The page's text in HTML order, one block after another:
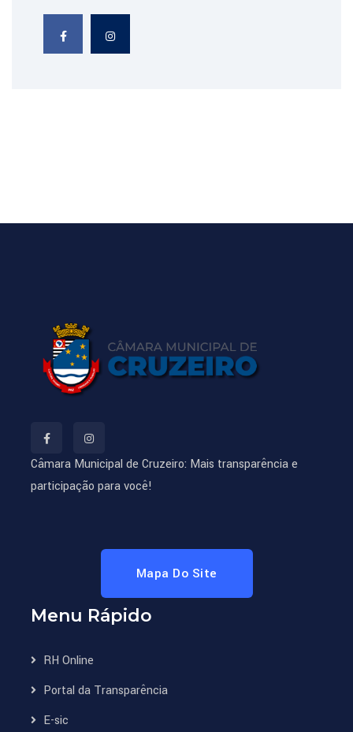
Câmara Municipal de Cruzeiro: Mais transparência e
participação para você!
Mapa Do Site
Menu Rápido
RH Online
Portal da Transparência
E-sic